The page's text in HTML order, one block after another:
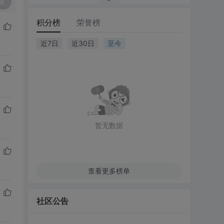
积分榜 荣誉榜
近7日 近30日 至今
暂无数据
查看更多榜单
社区公告